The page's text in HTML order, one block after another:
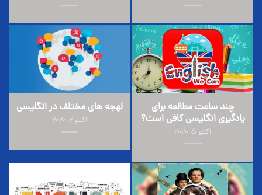
چند ساعت مطالعه برای
یادگیری انگلیسی کافی است؟
اکتبر 5, 2020
لهجه های مختلف در انگلیسی
اکتبر 2, 2020